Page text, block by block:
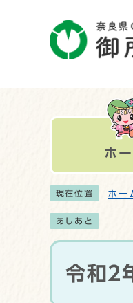
ホ
現在位置 ホー
あしあと
令和2